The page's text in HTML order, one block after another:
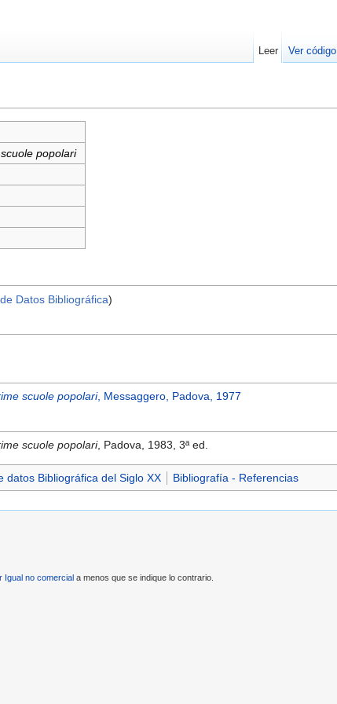
popolari
Datos Bibliográfica)
scuole popolari, Messaggero, Padova, 1977
scuole popolari, Padova, 1983, 3ª ed.
datos Bibliográfica del Siglo XX Bibliografía - Referencias
Leer Ver código
Igual no comercial a menos que se indique lo contrario.